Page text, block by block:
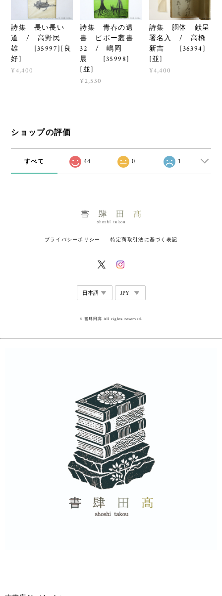
詩集 長い長い
道 / 高野民
雄 [35997][良
好]
¥4,400
詩集 青春の遺
書 ピポー叢書
32 / 嶋岡
晨 [35998]
[並]
¥2,530
詩集 胴体 献呈
署名入 / 高橋
新吉 [36394]
[並]
¥4,400
ショップの評価
すべて 44 0 1
プライバシーポリシー 特定商取引法に基づく表記
© 書肆田高 All rights reserved.